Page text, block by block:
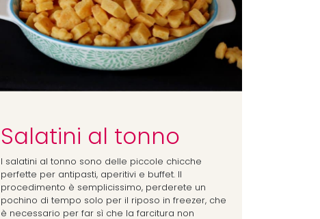
Salatini al tonno
I salatini al tonno sono delle piccole chicche
perfette per antipasti, aperitivi e buffet. Il
procedimento è semplicissimo, perderete un
pochino di tempo solo per il riposo in freezer, che
è necessario per far sì che la farcitura non